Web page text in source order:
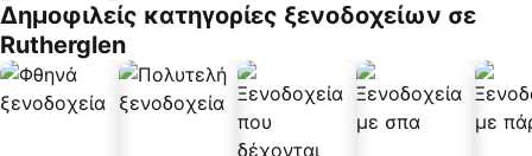
Δημοφιλείς κατηγορίες ξενοδοχείων σε
Rutherglen